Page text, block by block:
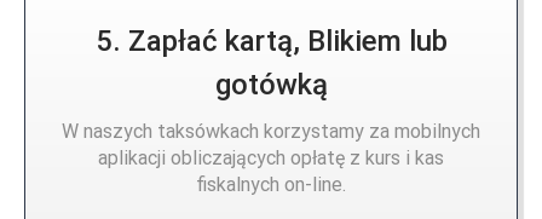
5. Zapłać kartą, Blikiem lub
gotówką
W naszych taksówkach korzystamy za mobilnych
aplikacji obliczających opłatę z kurs i kas
fiskalnych on-line.